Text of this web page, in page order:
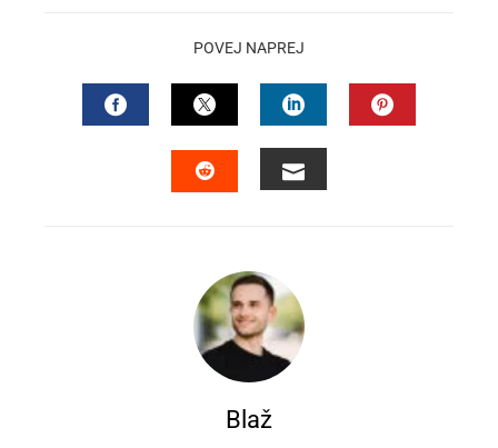
POVEJ NAPREJ
FACEBOOKTWITTERLINKEDIN
Blaž